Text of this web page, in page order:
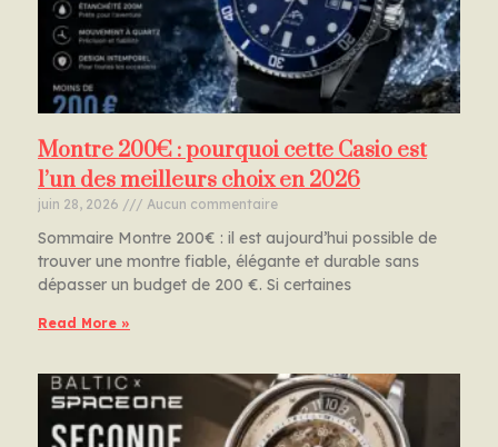
Montre 200€ : pourquoi cette Casio est
l’un des meilleurs choix en 2026
juin 28, 2026 Aucun commentaire
Sommaire Montre 200€ : il est aujourd’hui possible de
trouver une montre fiable, élégante et durable sans
dépasser un budget de 200 €. Si certaines
Read More »